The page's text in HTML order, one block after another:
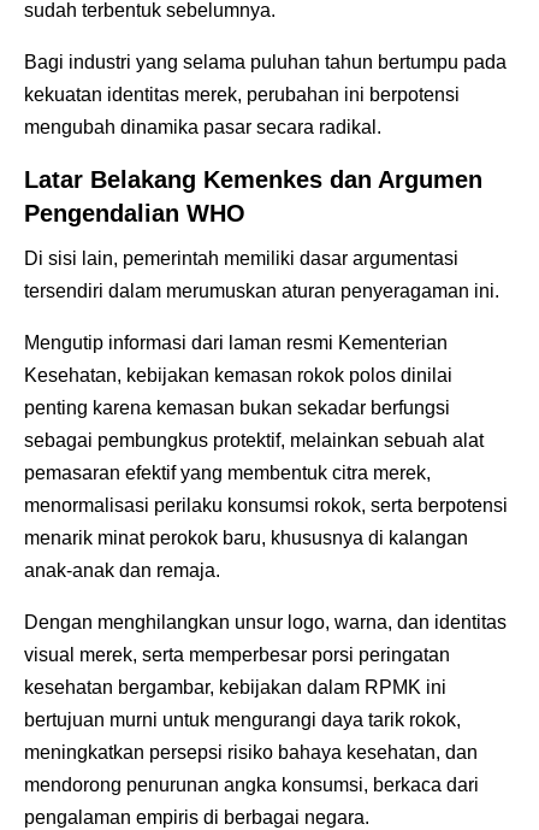
sudah terbentuk sebelumnya.
Bagi industri yang selama puluhan tahun bertumpu pada
kekuatan identitas merek, perubahan ini berpotensi
mengubah dinamika pasar secara radikal.
Latar Belakang Kemenkes dan Argumen
Pengendalian WHO
Di sisi lain, pemerintah memiliki dasar argumentasi
tersendiri dalam merumuskan aturan penyeragaman ini.
Mengutip informasi dari laman resmi Kementerian
Kesehatan, kebijakan kemasan rokok polos dinilai
penting karena kemasan bukan sekadar berfungsi
sebagai pembungkus protektif, melainkan sebuah alat
pemasaran efektif yang membentuk citra merek,
menormalisasi perilaku konsumsi rokok, serta berpotensi
menarik minat perokok baru, khususnya di kalangan
anak-anak dan remaja.
Dengan menghilangkan unsur logo, warna, dan identitas
visual merek, serta memperbesar porsi peringatan
kesehatan bergambar, kebijakan dalam RPMK ini
bertujuan murni untuk mengurangi daya tarik rokok,
meningkatkan persepsi risiko bahaya kesehatan, dan
mendorong penurunan angka konsumsi, berkaca dari
pengalaman empiris di berbagai negara.